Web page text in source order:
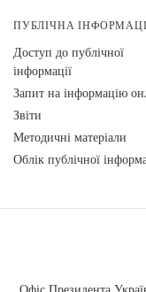
ПУБЛІЧНА
Доступ до публічної
інформації
Запит на інформацію
Звіти
Методичні матеріали
Облік публічної